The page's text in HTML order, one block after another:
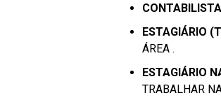
CONTABILISTA
ESTAGIÁRIO
ÁREA .
ESTAGIÁRIO
TRABALHAR